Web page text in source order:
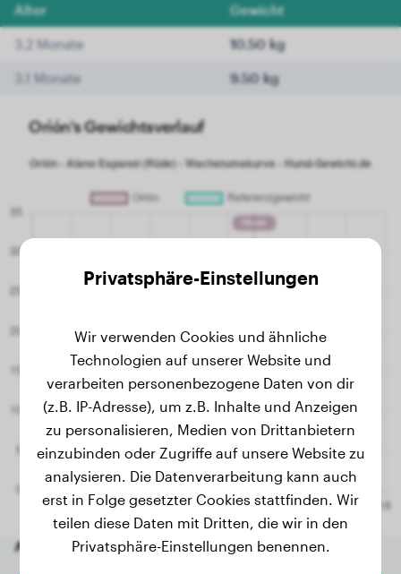
Alter Gewicht
3.2 Monate 10.50 kg
3.1 Monate 9.50 kg
Orión's Gewichtsverlauf
Andere zufällige Hunde
Privatsphäre-Einstellungen
Wir verwenden Cookies und ähnliche
Technologien auf unserer Website und
verarbeiten personenbezogene Daten von dir
(z.B. IP-Adresse), um z.B. Inhalte und Anzeigen
zu personalisieren, Medien von Drittanbietern
einzubinden oder Zugriffe auf unsere Website zu
analysieren. Die Datenverarbeitung kann auch
erst in Folge gesetzter Cookies stattfinden. Wir
teilen diese Daten mit Dritten, die wir in den
Privatsphäre-Einstellungen benennen.